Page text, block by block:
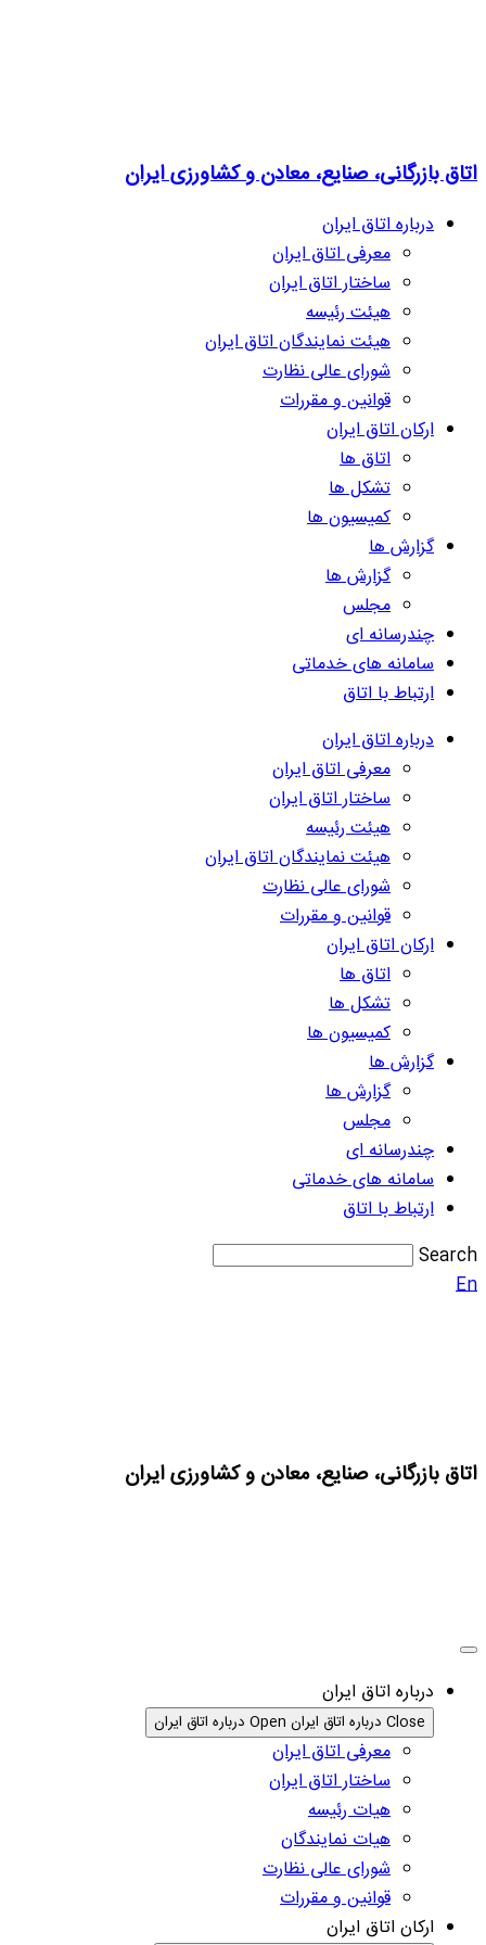
اتاق بازرگانی، صنایع، معادن و کشاورزی ایران
درباره اتاق ایران
معرفی اتاق ایران
ساختار اتاق ایران
هیئت رئیسه
هیئت نمایندگان اتاق ایران
شورای عالی نظارت
قوانین و مقررات
ارکان اتاق ایران
اتاق ها
تشکل ها
کمیسیون ها
گزارش ها
گزارش ها
مجلس
چندرسانه ای
سامانه های خدماتی
ارتباط با اتاق
درباره اتاق ایران
معرفی اتاق ایران
ساختار اتاق ایران
هیئت رئیسه
هیئت نمایندگان اتاق ایران
شورای عالی نظارت
قوانین و مقررات
ارکان اتاق ایران
اتاق ها
تشکل ها
کمیسیون ها
گزارش ها
گزارش ها
مجلس
چندرسانه ای
سامانه های خدماتی
ارتباط با اتاق
Search
En
اتاق بازرگانی، صنایع، معادن و کشاورزی ایران
درباره اتاق ایران
Close درباره اتاق ایران Open درباره اتاق ایران
معرفی اتاق ایران
ساختار اتاق ایران
هیات رئیسه
هیات نمایندگان
شورای عالی نظارت
قوانین و مقررات
ارکان اتاق ایران